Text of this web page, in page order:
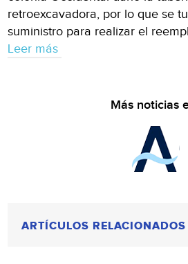
retroexcavadora, por lo que se
suministro para realizar el
Leer más
Más noticias
ARTÍCULOS RELACIONADOS